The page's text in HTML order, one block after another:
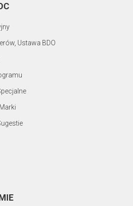
Ustawa BDO